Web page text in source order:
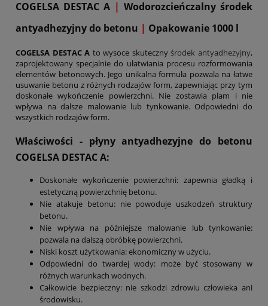
COGELSA DESTAC A | Wodorozcieńczalny środek
antyadhezyjny do betonu | Opakowanie 1000 l
COGELSA DESTAC A to wysoce skutecznyśrodek antyadhezyjny,
zaprojektowany specjalnie do ułatwiania procesu rozformowania
elementów betonowych. Jego unikalna formuła pozwala na łatwe
usuwanie betonu z różnych rodzajów form, zapewniając przy tym
doskonałe wykończenie powierzchni. Nie zostawia plam i nie
wpływa na dalsze malowanie lub tynkowanie. Odpowiedni do
wszystkich rodzajów form.
Właściwości - płyny antyadhezyjne do betonu
COGELSA DESTAC A:
Doskonałe wykończenie powierzchni: zapewnia gładką i
estetyczną powierzchnię betonu.
Nie atakuje betonu: nie powoduje uszkodzeń struktury
betonu.
Nie wpływa na późniejsze malowanie lub tynkowanie:
pozwala na dalszą obróbkę powierzchni.
Niski koszt użytkowania: ekonomiczny w użyciu.
Odpowiedni do twardej wody: może być stosowany w
różnych warunkach wodnych.
Całkowicie bezpieczny: nie szkodzi zdrowiu człowieka ani
środowisku.